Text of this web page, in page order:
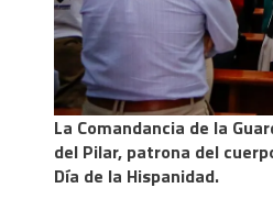
La Comandancia de la
del Pilar, patrona del
Día de la Hispanidad.